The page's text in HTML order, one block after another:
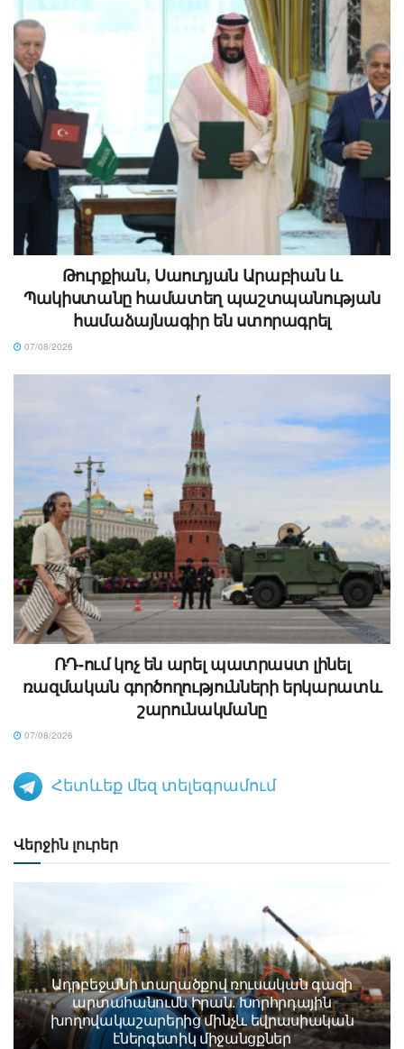
Թուրքիան, Սաուդյան Արաբիան և
Պակիստանը համատեղ պաշտպանության
համաձայնագիր են ստորագրել
07/08/2026
ՌԴ-ում կոչ են արել պատրաստ լինել
ռազմական գործողությունների երկարատև
շարունակմանը
07/08/2026
Հետևեք մեզ տելեգրամում
Վերջին լուրեր
Ադրբեջանի տարածքով ռուսական գազի
արտահանումն Իրան. Խորհրդային
խողովակաշարերից մինչև եվրասիական
էներգետիկ միջանցքներ